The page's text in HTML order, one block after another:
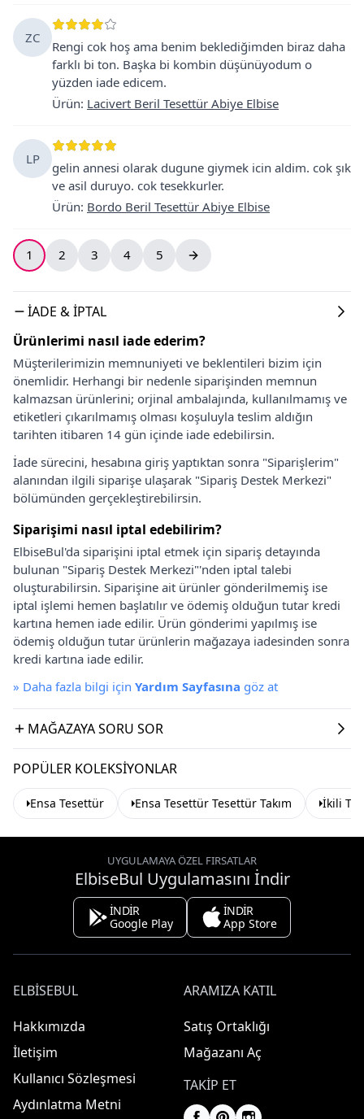
ZC
Rengi cok hoş ama benim beklediğimden biraz daha
farklı bi ton. Başka bi kombin düşünüyodum o
yüzden iade edicem.
Ürün: Lacivert Beril Tesettür Abiye Elbise
LP
gelin annesi olarak dugune giymek icin aldim. cok şık
ve asil duruyo. cok tesekkurler.
Ürün: Bordo Beril Tesettür Abiye Elbise
1 2 3 4 5
İADE & İPTAL
Ürünlerimi nasıl iade ederim?
Müşterilerimizin memnuniyeti ve beklentileri bizim için
önemlidir. Herhangi bir nedenle siparişinden memnun
kalmazsan ürünlerini; orjinal ambalajında, kullanılmamış ve
etiketleri çıkarılmamış olması koşuluyla teslim aldığın
tarihten itibaren 14 gün içinde iade edebilirsin.
İade sürecini, hesabına giriş yaptıktan sonra "Siparişlerim"
alanından ilgili siparişe ulaşarak "Sipariş Destek Merkezi"
bölümünden gerçekleştirebilirsin.
Siparişimi nasıl iptal edebilirim?
ElbiseBul'da siparişini iptal etmek için sipariş detayında
bulunan "Sipariş Destek Merkezi"'nden iptal talebi
oluşturabilirsin. Siparişine ait ürünler gönderilmemiş ise
iptal işlemi hemen başlatılır ve ödemiş olduğun tutar kredi
kartına hemen iade edilir. Ürün gönderimi yapılmış ise
ödemiş olduğun tutar ürünlerin mağazaya iadesinden sonra
kredi kartına iade edilir.
» Daha fazla bilgi için Yardım Sayfasına göz at
MAĞAZAYA SORU SOR
POPÜLER KOLEKSIYONLAR
Ensa Tesettür Ensa Tesettür Tesettür Takım İkili
UYGULAMAYA ÖZEL FIRSATLAR
ElbiseBul Uygulamasını İndir
İNDİR
Google Play
İNDİR
App Store
ELBISEBUL
Hakkımızda
İletişim
Kullanıcı Sözleşmesi
Aydınlatma Metni
ARAMIZA KATIL
Satış Ortaklığı
Mağazanı Aç
TAKIP ET